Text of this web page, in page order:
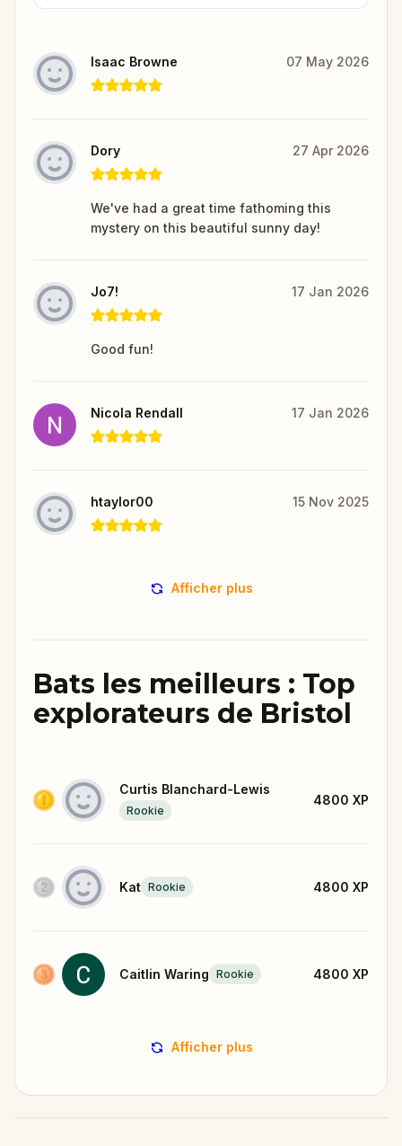
Isaac Browne 07 May 2026
Dory 27 Apr 2026
We've had a great time fathoming this
mystery on this beautiful sunny day!
Jo7! 17 Jan 2026
Good fun!
Nicola Rendall 17 Jan 2026
htaylor00 15 Nov 2025
Afficher plus
Bats les meilleurs : Top
explorateurs de Bristol
Curtis Blanchard-Lewis
Rookie
4800 XP
Kat Rookie 4800 XP
Caitlin Waring Rookie 4800 XP
Afficher plus